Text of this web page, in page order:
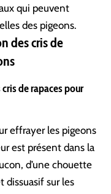
qui peuvent
des pigeons.
des cris de
de rapaces pour
effrayer les pigeons
est présent dans la
d’une chouette
dissuasif sur les